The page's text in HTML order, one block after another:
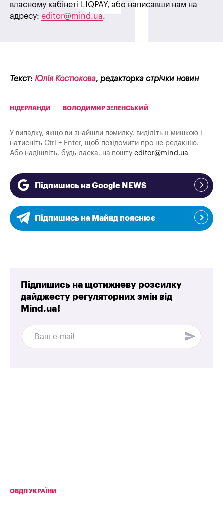
власному кабінеті LIQPAY, або написавши нам на
адресу: editor@mind.ua.
Текст: Юлія Костюкова, редакторка стрічки новин
НІДЕРЛАНДИ ВОЛОДИМИР ЗЕЛЕНСЬКИЙ
У випадку, якщо ви знайшли помилку, виділіть її мишкою і
натисніть Ctrl + Enter, щоб повідомити про це редакцію.
Або надішліть, будь-ласка, на пошту editor@mind.ua
Підпишись на Google NEWS
Підпишись на Майнд пояснює
Підпишись на щотижневу розсилку
дайджесту регуляторних змін від
Mind.ua!
ОВДП УКРАЇНИ